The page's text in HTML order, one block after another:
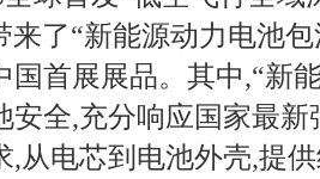
来了“新能源动力电池
国首展展品。其中,“新
安全,充分响应国家最
,从电芯到电池外壳,提